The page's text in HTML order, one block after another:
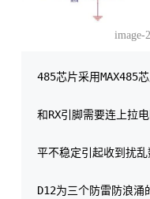
image-
485芯片采用MAX485
和RX引脚需要连上拉
平不稳定引起收到扰
D12为三个防雷防浪涌